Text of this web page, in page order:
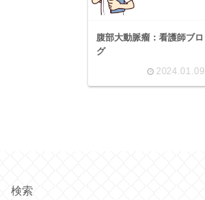
腹部大動脈瘤：看護師ブロ
グ
2024.01.09
検索